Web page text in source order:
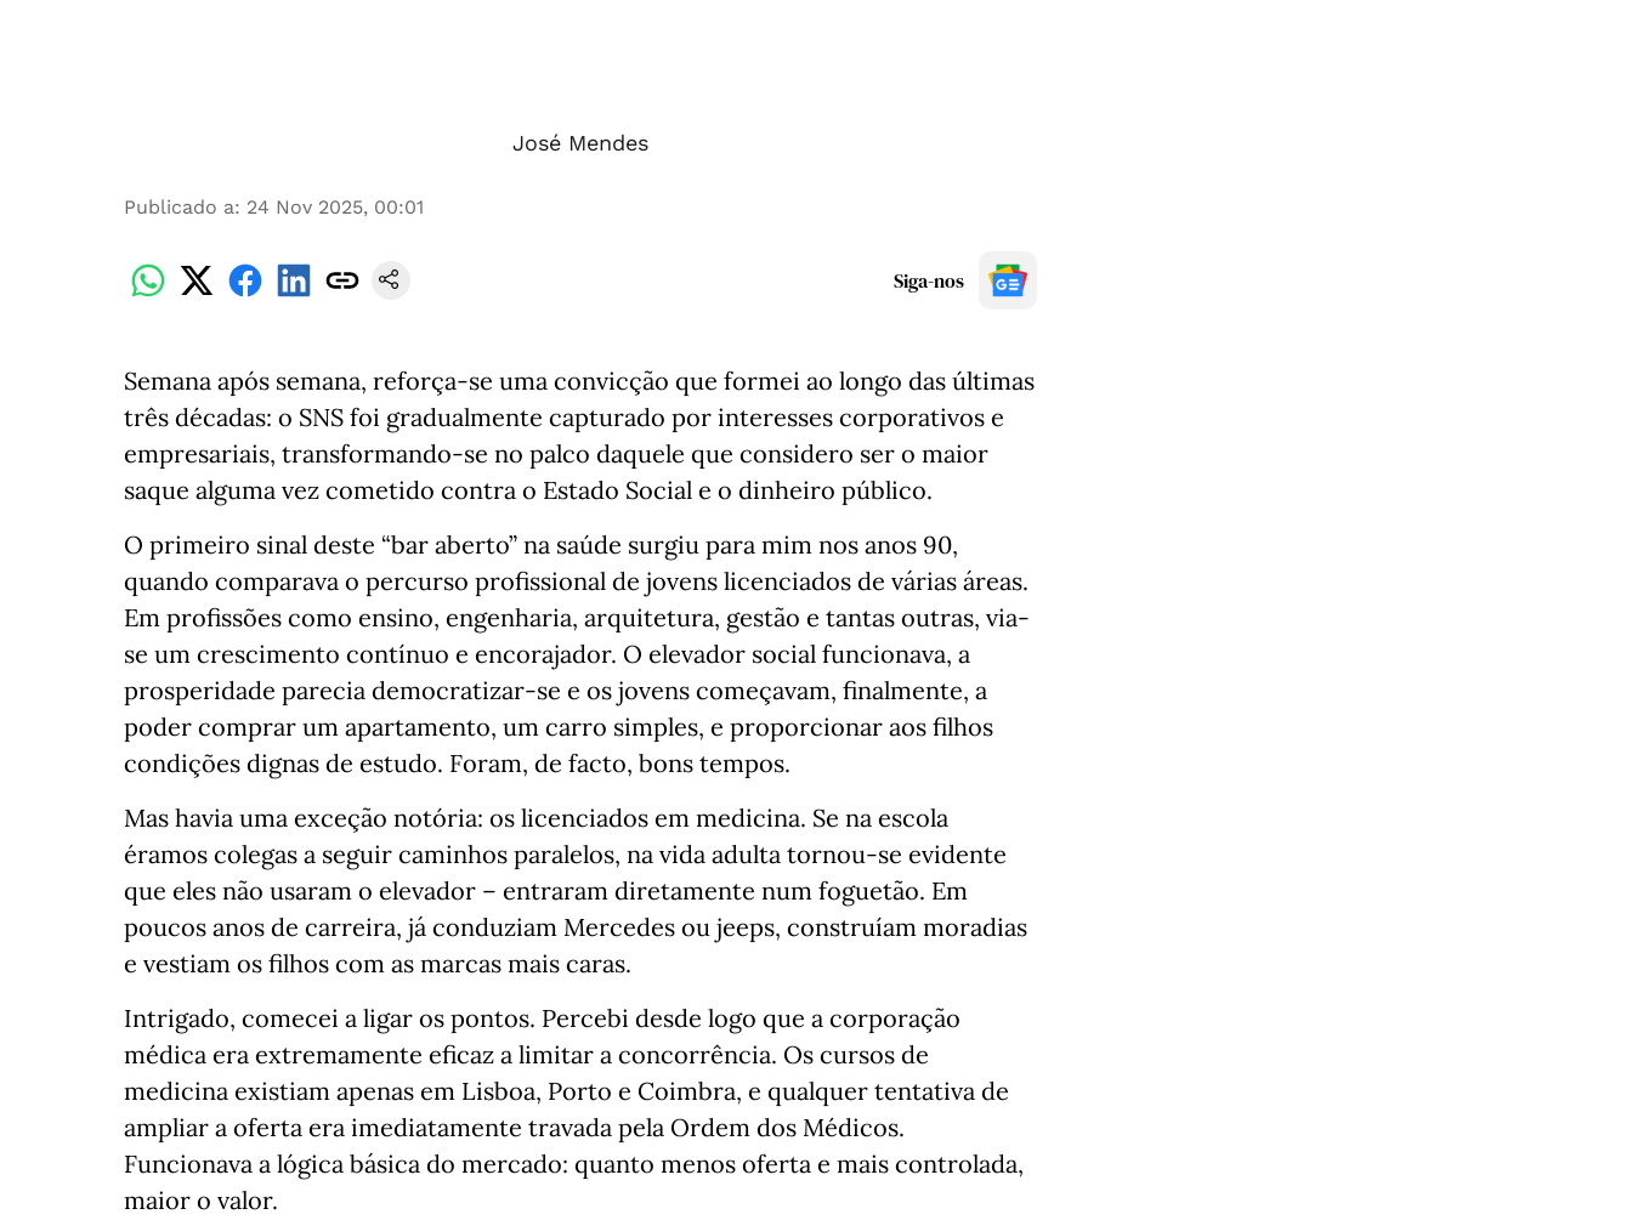
José Mendes
Publicado a: 24 Nov 2025, 00:01
Siga-nos
Semana após semana, reforça-se uma convicção que formei ao longo das últimas
três décadas: o SNS foi gradualmente capturado por interesses corporativos e
empresariais, transformando-se no palco daquele que considero ser o maior
saque alguma vez cometido contra o Estado Social e o dinheiro público.
O primeiro sinal deste “bar aberto” na saúde surgiu para mim nos anos 90,
quando comparava o percurso profissional de jovens licenciados de várias áreas.
Em profissões como ensino, engenharia, arquitetura, gestão e tantas outras, via-
se um crescimento contínuo e encorajador. O elevador social funcionava, a
prosperidade parecia democratizar-se e os jovens começavam, finalmente, a
poder comprar um apartamento, um carro simples, e proporcionar aos filhos
condições dignas de estudo. Foram, de facto, bons tempos.
Mas havia uma exceção notória: os licenciados em medicina. Se na escola
éramos colegas a seguir caminhos paralelos, na vida adulta tornou-se evidente
que eles não usaram o elevador – entraram diretamente num foguetão. Em
poucos anos de carreira, já conduziam Mercedes ou jeeps, construíam moradias
e vestiam os filhos com as marcas mais caras.
Intrigado, comecei a ligar os pontos. Percebi desde logo que a corporação
médica era extremamente eficaz a limitar a concorrência. Os cursos de
medicina existiam apenas em Lisboa, Porto e Coimbra, e qualquer tentativa de
ampliar a oferta era imediatamente travada pela Ordem dos Médicos.
Funcionava a lógica básica do mercado: quanto menos oferta e mais controlada,
maior o valor.